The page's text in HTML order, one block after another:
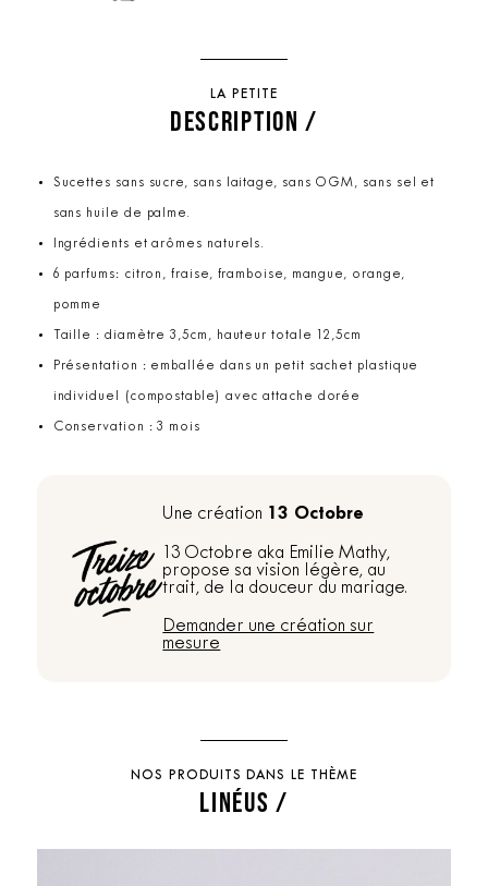
LA PETITE
DESCRIPTION /
Sucettes sans sucre, sans laitage, sans OGM, sans sel et
sans huile de palme.
Ingrédients et arômes naturels.
6 parfums: citron, fraise, framboise, mangue, orange,
pomme
Taille : diamètre 3,5cm, hauteur totale 12,5cm
Présentation : emballée dans un petit sachet plastique
individuel (compostable) avec attache dorée
Conservation : 3 mois
Une création 13 Octobre
13 Octobre aka Emilie Mathy,
propose sa vision légère, au
trait, de la douceur du mariage.
Demander une création sur
mesure
NOS PRODUITS DANS LE THÈME
LINÉUS /